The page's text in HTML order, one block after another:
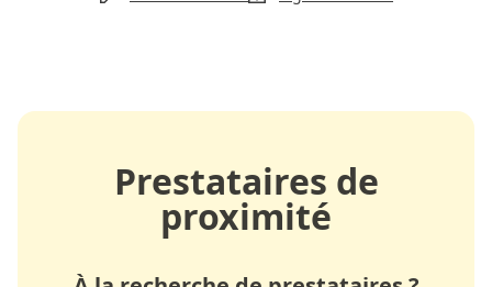
Prestataires de
proximité